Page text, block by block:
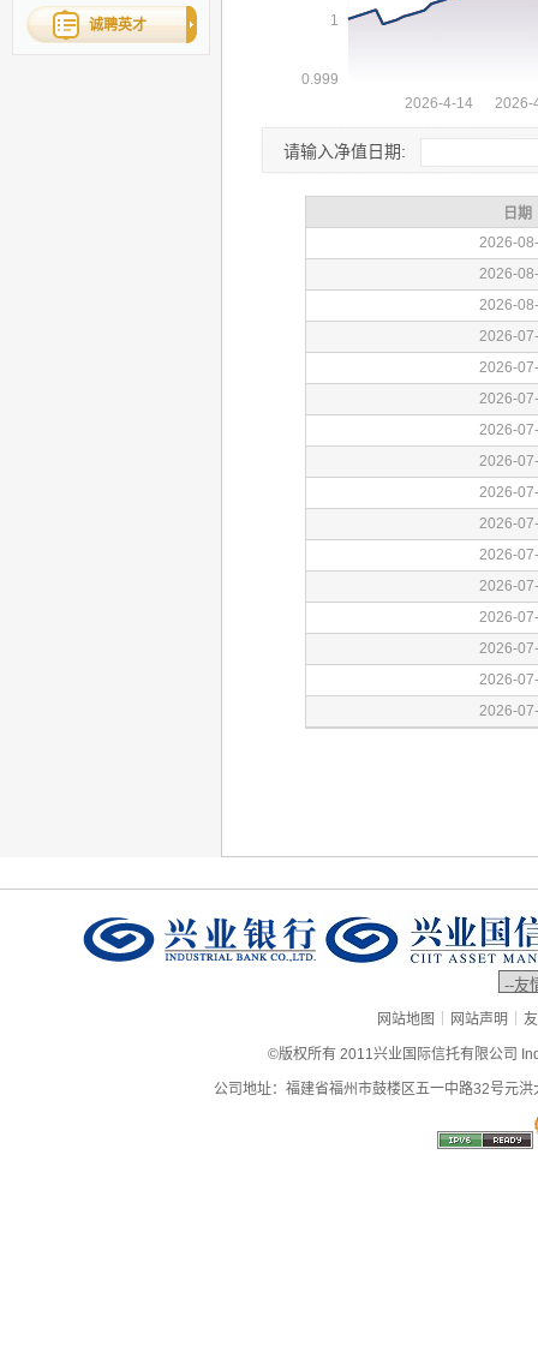
诚聘英才
请输入净值日期:
网站地图 | 网站声明 |
©版权所有 2011兴业国际信托有限公司
公司地址：福建省福州市鼓楼区五一中路32号元